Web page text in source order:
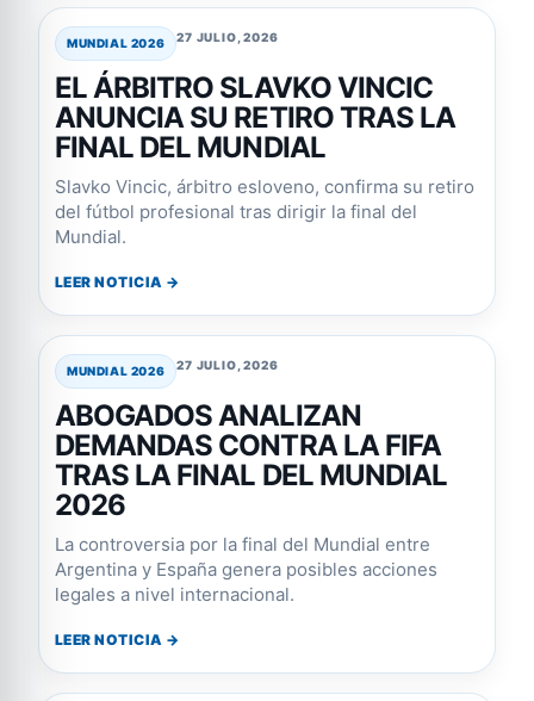
MUNDIAL 2026 27 JULIO, 2026
EL ÁRBITRO SLAVKO VINCIC
ANUNCIA SU RETIRO TRAS LA
FINAL DEL MUNDIAL
Slavko Vincic, árbitro esloveno, confirma su retiro
del fútbol profesional tras dirigir la final del
Mundial.
LEER NOTICIA →
MUNDIAL 2026 27 JULIO, 2026
ABOGADOS ANALIZAN
DEMANDAS CONTRA LA FIFA
TRAS LA FINAL DEL MUNDIAL
2026
La controversia por la final del Mundial entre
Argentina y España genera posibles acciones
legales a nivel internacional.
LEER NOTICIA →